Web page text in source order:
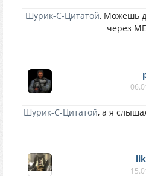
Шурик-С-Цитатой, Можешь
через
Шурик-С-Цитатой, а я